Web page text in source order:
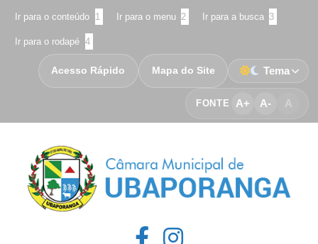
Ir para o conteúdo 1 Ir para o menu 2 Ir para a busca 3
Ir para o rodapé 4
FONTE A+ A- A
Acesso Rápido Mapa do Site Tema